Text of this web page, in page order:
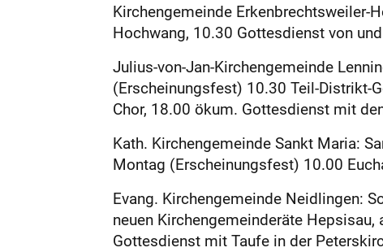
Kirchengemeinde Erkenbrechtsweiler-
Hochwang, 10.30 Gottesdienst von
Julius-von-Jan-Kirchengemeinde
(Erscheinungsfest) 10.30 Teil-Distrikt-
Chor, 18.00 ökum. Gottesdienst mit
Kath. Kirchengemeinde Sankt Maria:
Montag (Erscheinungsfest) 10.00
Evang. Kirchengemeinde Neidlingen:
neuen Kirchengemeinderäte
Gottesdienst mit Taufe in der